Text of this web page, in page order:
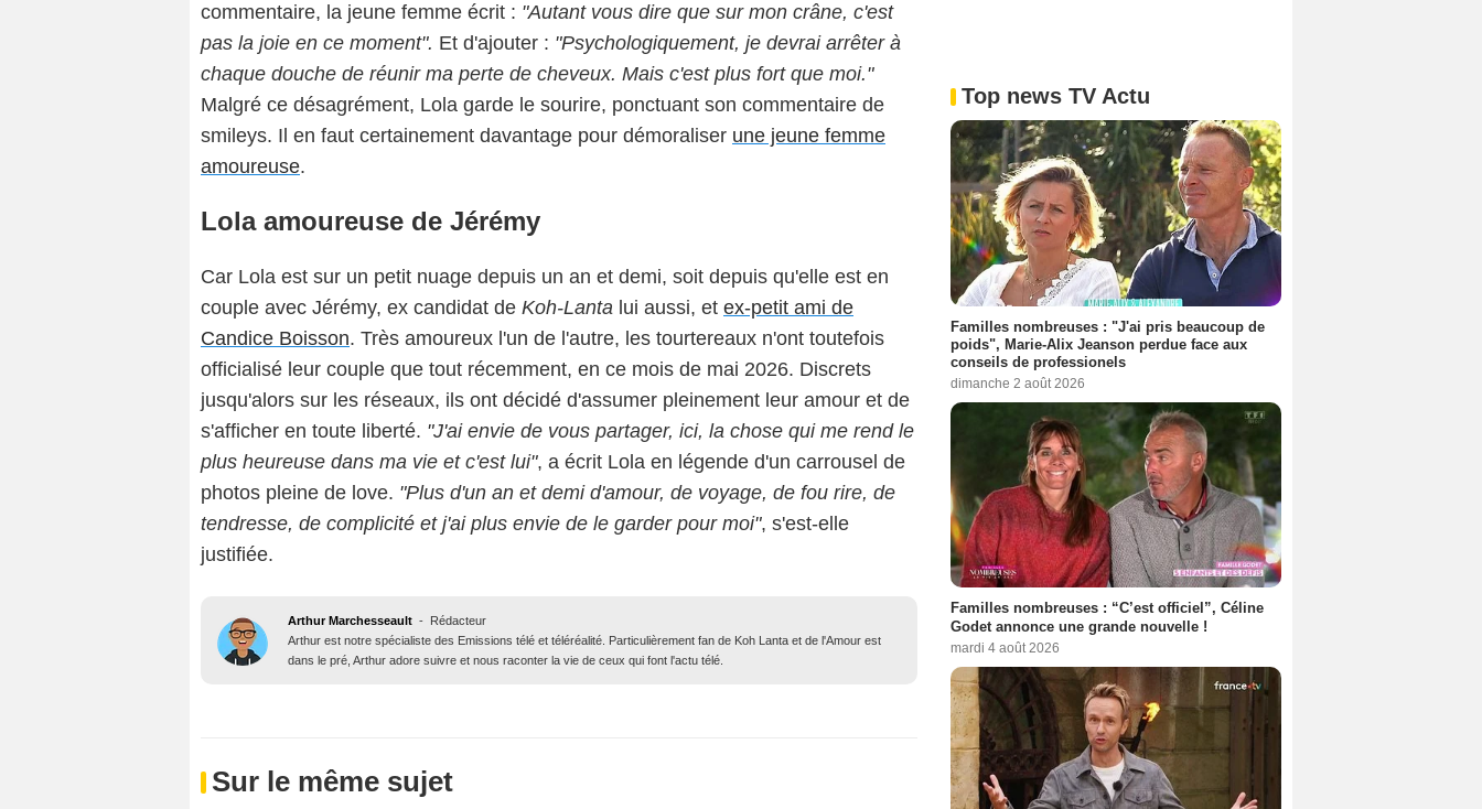
commentaire, la jeune femme écrit : "Autant vous dire que sur mon crâne, c'est
pas la joie en ce moment". Et d'ajouter : "Psychologiquement, je devrai arrêter à
chaque douche de réunir ma perte de cheveux. Mais c'est plus fort que moi."
Malgré ce désagrément, Lola garde le sourire, ponctuant son commentaire de
smileys. Il en faut certainement davantage pour démoraliser une jeune femme
amoureuse.
Lola amoureuse de Jérémy
Car Lola est sur un petit nuage depuis un an et demi, soit depuis qu'elle est en
couple avec Jérémy, ex candidat de Koh-Lanta lui aussi, et ex-petit ami de
Candice Boisson. Très amoureux l'un de l'autre, les tourtereaux n'ont toutefois
officialisé leur couple que tout récemment, en ce mois de mai 2026. Discrets
jusqu'alors sur les réseaux, ils ont décidé d'assumer pleinement leur amour et de
s'afficher en toute liberté. "J'ai envie de vous partager, ici, la chose qui me rend le
plus heureuse dans ma vie et c'est lui", a écrit Lola en légende d'un carrousel de
photos pleine de love. "Plus d'un an et demi d'amour, de voyage, de fou rire, de
tendresse, de complicité et j'ai plus envie de le garder pour moi", s'est-elle
justifiée.
Arthur Marchesseault -
Rédacteur
Arthur est notre spécialiste des Emissions télé et téléréalité. Particulièrement fan de Koh Lanta et de l'Amour est
dans le pré, Arthur adore suivre et nous raconter la vie de ceux qui font l'actu télé.
Sur le même sujet
Top news TV Actu
Familles nombreuses : "J'ai pris beaucoup de
poids", Marie-Alix Jeanson perdue face aux
conseils de professionels
dimanche 2 août 2026
Familles nombreuses : “C’est officiel”, Céline
Godet annonce une grande nouvelle !
mardi 4 août 2026